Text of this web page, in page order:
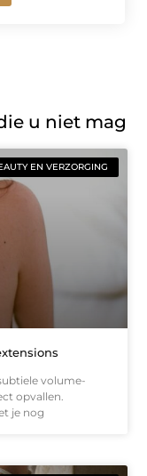
u niet mag
EN VERZORGING
volume-
opvallen.
je nog